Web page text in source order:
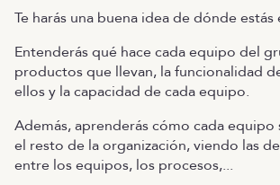
Te harás una buena idea de dónde
Entenderás qué hace cada equipo del
productos que llevan, la funcionalidad
ellos y la capacidad de cada equipo.
Además, aprenderás cómo cada equipo
el resto de la organización, viendo las
entre los equipos, los procesos,...